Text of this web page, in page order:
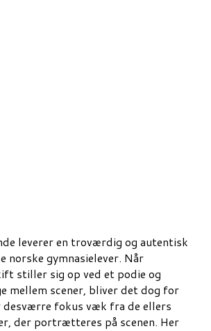
leverer en troværdig og autentisk
gymnasielever. Når
stiller sig op ved et podie og
mellem scener, bliver det dog for
fokus væk fra de ellers
der portrætteres på scenen. Her